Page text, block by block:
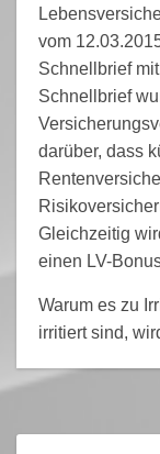
vom
Schnellbrief
Schnellbrief
darüber, dass
Gleichzeitig
einen LV-
Warum es zu
irritiert sind,